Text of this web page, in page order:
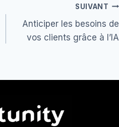
SUIVANT
Anticiper les besoins de
vos clients grâce à l’IA